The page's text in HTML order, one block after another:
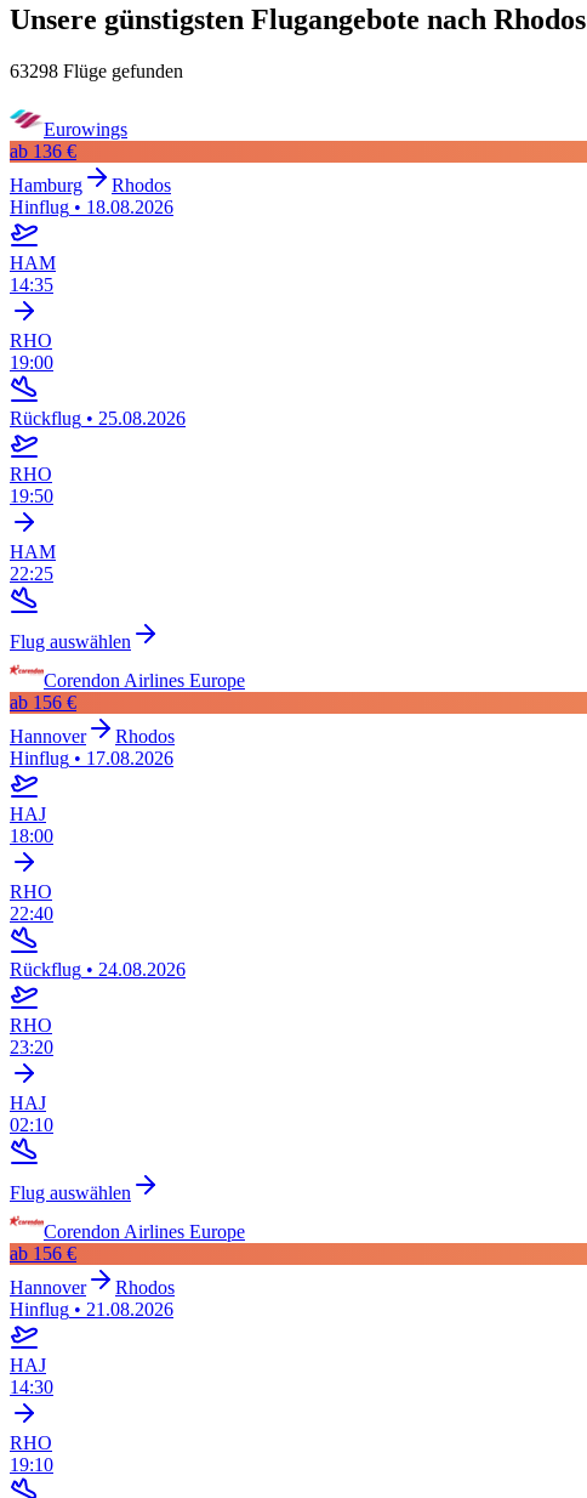
Unsere günstigsten Flugangebote nach Rhodos
63298 Flüge gefunden
Eurowings
ab 136 €
Hamburg
Rhodos
Hinflug • 18.08.2026
HAM
14:35
RHO
19:00
Rückflug • 25.08.2026
RHO
19:50
HAM
22:25
Flug auswählen
Corendon Airlines Europe
ab 156 €
Hannover
Rhodos
Hinflug • 17.08.2026
HAJ
18:00
RHO
22:40
Rückflug • 24.08.2026
RHO
23:20
HAJ
02:10
Flug auswählen
Corendon Airlines Europe
ab 156 €
Hannover
Rhodos
Hinflug • 21.08.2026
HAJ
14:30
RHO
19:10